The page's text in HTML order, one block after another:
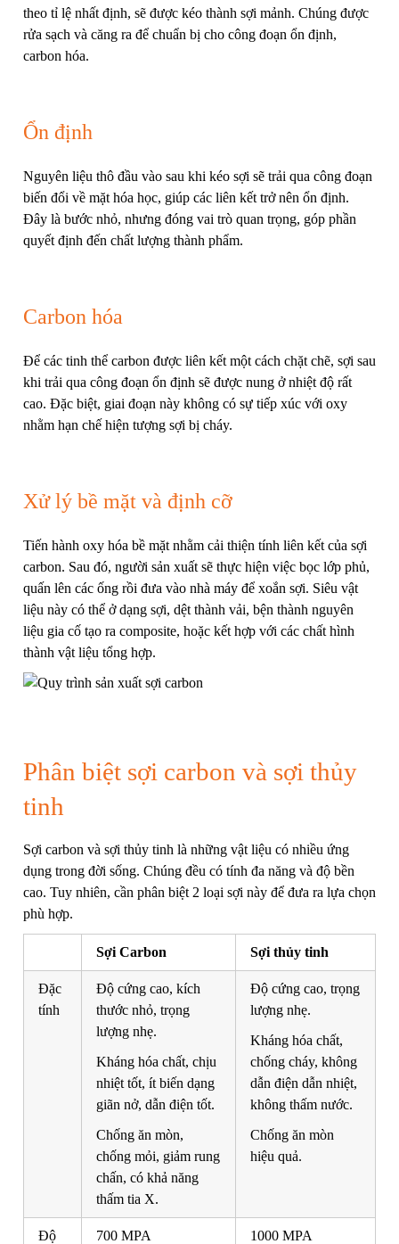
theo tỉ lệ nhất định, sẽ được kéo thành sợi mảnh. Chúng được
rửa sạch và căng ra để chuẩn bị cho công đoạn ổn định,
carbon hóa.
Ổn định
Nguyên liệu thô đầu vào sau khi kéo sợi sẽ trải qua công đoạn
biến đổi về mặt hóa học, giúp các liên kết trở nên ổn định.
Đây là bước nhỏ, nhưng đóng vai trò quan trọng, góp phần
quyết định đến chất lượng thành phẩm.
Carbon hóa
Để các tinh thể carbon được liên kết một cách chặt chẽ, sợi sau
khi trải qua công đoạn ổn định sẽ được nung ở nhiệt độ rất
cao. Đặc biệt, giai đoạn này không có sự tiếp xúc với oxy
nhằm hạn chế hiện tượng sợi bị cháy.
Xử lý bề mặt và định cỡ
Tiến hành oxy hóa bề mặt nhằm cải thiện tính liên kết của sợi
carbon. Sau đó, người sản xuất sẽ thực hiện việc bọc lớp phủ,
quấn lên các ống rồi đưa vào nhà máy để xoắn sợi. Siêu vật
liệu này có thể ở dạng sợi, dệt thành vải, bện thành nguyên
liệu gia cố tạo ra composite, hoặc kết hợp với các chất hình
thành vật liệu tổng hợp.
Phân biệt sợi carbon và sợi thủy
tinh
Sợi carbon và sợi thủy tinh là những vật liệu có nhiều ứng
dụng trong đời sống. Chúng đều có tính đa năng và độ bền
cao. Tuy nhiên, cần phân biệt 2 loại sợi này để đưa ra lựa chọn
phù hợp.
Sợi Carbon Sợi thủy tinh
Đặc
tính
Độ cứng cao, kích
thước nhỏ, trọng
lượng nhẹ.
Kháng hóa chất, chịu
nhiệt tốt, ít biến dạng
giãn nở, dẫn điện tốt.
Chống ăn mòn,
chống mỏi, giảm rung
chấn, có khả năng
thấm tia X.
Độ cứng cao, trọng
lượng nhẹ.
Kháng hóa chất,
chống cháy, không
dẫn điện dẫn nhiệt,
không thấm nước.
Chống ăn mòn
hiệu quả.
Độ
700 MPA 1000 MPA